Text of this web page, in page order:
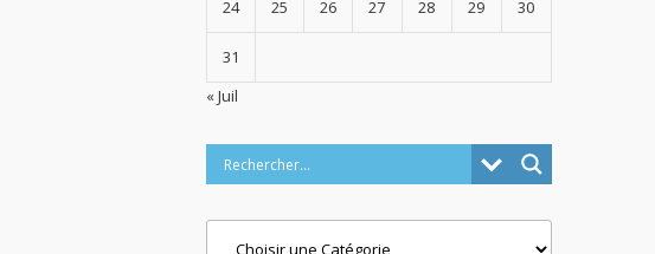
24 25 26 27 28 29 30
31
« Juil